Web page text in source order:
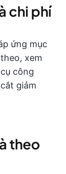
chi phí
ứng mục
xem
công
giảm
theo